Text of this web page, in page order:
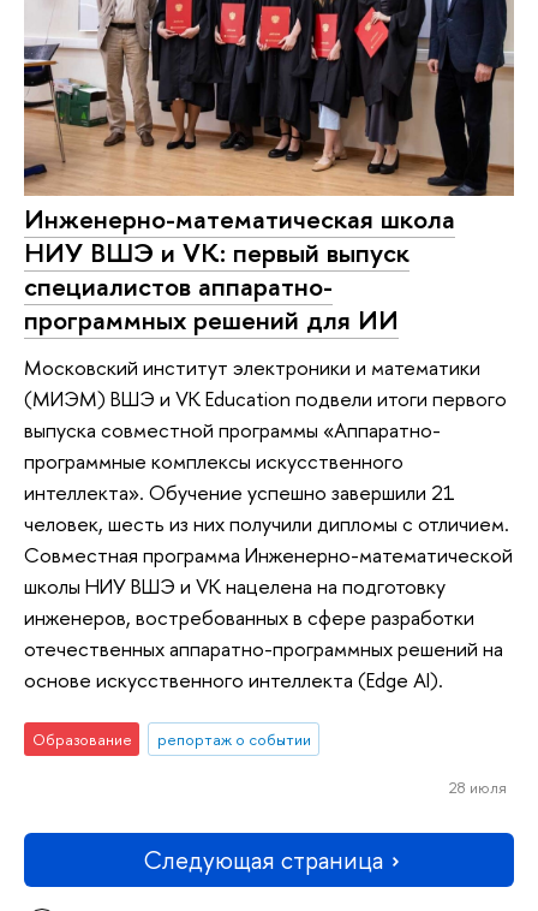
Инженерно-математическая школа
НИУ ВШЭ и VK: первый выпуск
специалистов аппаратно-
программных решений для ИИ
Московский институт электроники и математики
(МИЭМ) ВШЭ и VK Education подвели итоги первого
выпуска совместной программы «Аппаратно-
программные комплексы искусственного
интеллекта». Обучение успешно завершили 21
человек, шесть из них получили дипломы с отличием.
Совместная программа Инженерно-математической
школы НИУ ВШЭ и VK нацелена на подготовку
инженеров, востребованных в сфере разработки
отечественных аппаратно-программных решений на
основе искусственного интеллекта (Edge AI).
Образование репортаж о событии
28 июля
Следующая страница